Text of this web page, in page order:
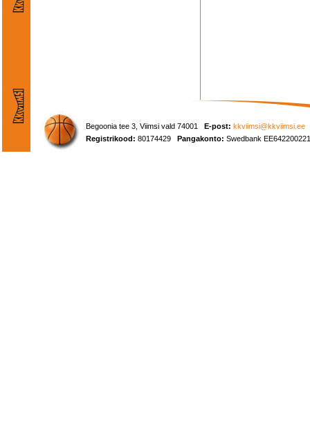
Begoonia tee 3, Viimsi vald 74001 E-post: kkviimsi@kkviimsi.ee
Registrikood: 80174429 Pangakonto: Swedbank